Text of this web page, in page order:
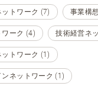
トワーク (7) 事業構
ワーク (4) 技術経営ネ
トワーク (1)
ネットワーク (1)